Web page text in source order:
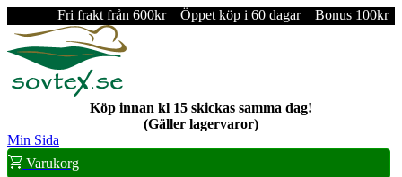
Fri frakt från 600kr Öppet köp i 60 dagar Bonus 100kr
Köp innan kl 15 skickas samma dag!
(Gäller lagervaror)
Min Sida
Varukorg